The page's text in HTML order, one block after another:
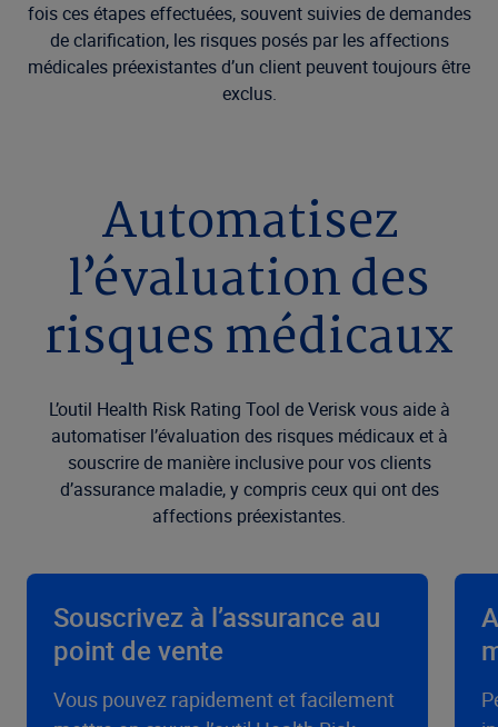
fois ces étapes effectuées, souvent suivies de demandes
de clarification, les risques posés par les affections
médicales préexistantes d’un client peuvent toujours être
exclus.
Automatisez
l’évaluation des
risques médicaux
L’outil Health Risk Rating Tool de Verisk vous aide à
automatiser l’évaluation des risques médicaux et à
souscrire de manière inclusive pour vos clients
d’assurance maladie, y compris ceux qui ont des
affections préexistantes.
Souscrivez à l’assurance au
point de vente
Vous pouvez rapidement et facilement